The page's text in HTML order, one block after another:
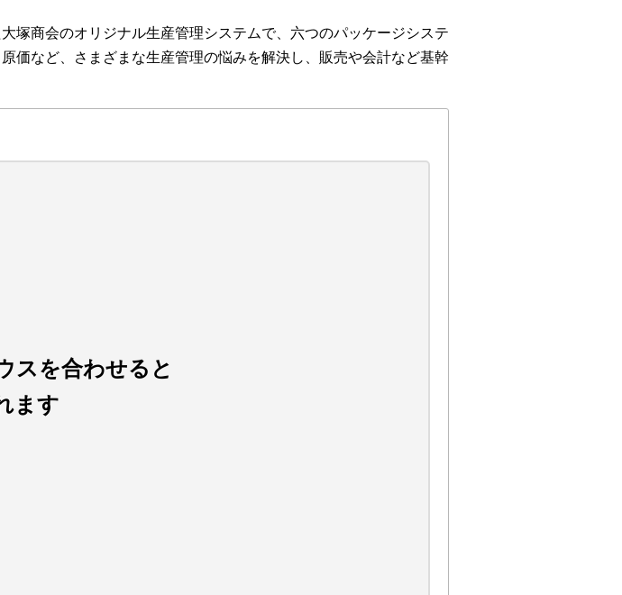
塚商会のオリジナル生産管理システムで、六つのパッケージシステ
価など、さまざまな生産管理の悩みを解決し、販売や会計など基幹
スを合わせると
ます